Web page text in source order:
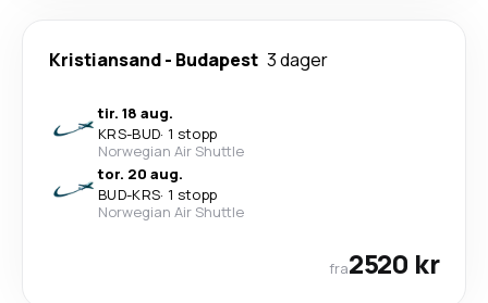
Kristiansand- Budapest 3 dager
tir. 18 aug.
KRS-BUD· 1 stopp
Norwegian Air Shuttle
tor. 20 aug.
BUD-KRS· 1 stopp
Norwegian Air Shuttle
fra2520 kr